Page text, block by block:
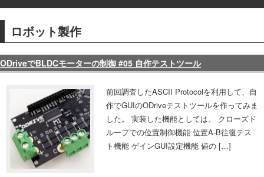
ロボット製作
ODriveでBLDCモーターの制御 #05 自作テストツール
前回調査したASCII Protocolを利用して、自
作でGUIのODriveテストツールを作ってみま
した。 実装した機能としては、 クローズド
ループでの位置制御機能 位置A-B往復テス
ト機能 ゲインGUI設定機能 値の […]